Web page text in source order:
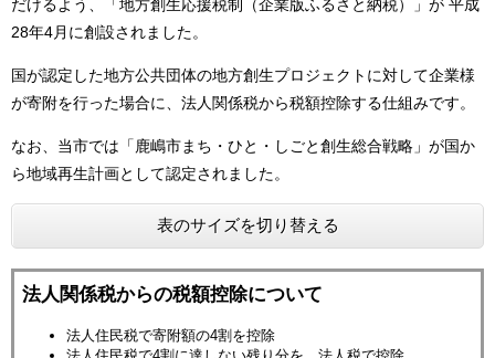
だけるよう、「地方創生応援税制（企業版ふるさと納税）」が 平成
28年4月に創設されました。
国が認定した地方公共団体の地方創生プロジェクトに対して企業様
が寄附を行った場合に、法人関係税から税額控除する仕組みです。
なお、当市では「鹿嶋市まち・ひと・しごと創生総合戦略」が国か
ら地域再生計画として認定されました。
表のサイズを切り替える
法人関係税からの税額控除について
法人住民税で寄附額の4割を控除